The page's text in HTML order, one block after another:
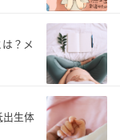
？メ
出生体